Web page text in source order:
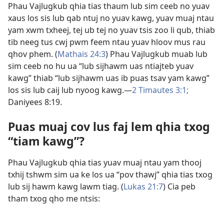
Phau Vajlugkub qhia tias thaum lub sim ceeb no yuav
xaus los sis lub qab ntuj no yuav kawg, yuav muaj ntau
yam xwm txheej, tej ub tej no yuav tsis zoo li qub, thiab
tib neeg tus cwj pwm feem ntau yuav hloov mus rau
qhov phem. (Mathais 24:3) Phau Vajlugkub muab lub
sim ceeb no hu ua “lub sijhawm uas ntiajteb yuav
kawg” thiab “lub sijhawm uas ib puas tsav yam kawg”
los sis lub caij lub nyoog kawg.—2 Timautes 3:1;
Daniyees 8:19.
Puas muaj cov lus faj lem qhia txog
“tiam kawg”?
Phau Vajlugkub qhia tias yuav muaj ntau yam thooj
txhij tshwm sim ua ke los ua “pov thawj” qhia tias txog
lub sij hawm kawg lawm tiag. (Lukas 21:7) Cia peb
tham txog qho me ntsis: